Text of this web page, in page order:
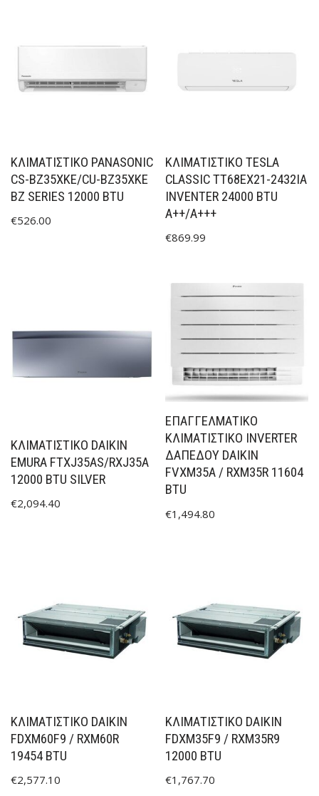
ΚΛΙΜΑΤΙΣΤΙΚΟ PANASONIC
CS-BZ35XKE/CU-BZ35XKE
BZ SERIES 12000 BTU
€526.00
ΚΛΙΜΑΤΙΣΤΙΚΟ TESLA
CLASSIC TT68EX21-2432IA
INVENTER 24000 BTU
A++/A+++
€869.99
ΚΛΙΜΑΤΙΣΤΙΚΟ DAIKIN
EMURA FTXJ35AS/RXJ35A
12000 BTU SILVER
€2,094.40
ΕΠΑΓΓΕΛΜΑΤΙΚΌ
ΚΛΙΜΑΤΙΣΤΙΚΌ INVERTER
ΔΑΠΈΔΟΥ DAIKIN
FVXM35A / RXM35R 11604
BTU
€1,494.80
ΚΛΙΜΑΤΙΣΤΙΚΟ DAIKIN
FDXM60F9 / RXM60R
19454 BTU
€2,577.10
ΚΛΙΜΑΤΙΣΤΙΚΟ DAIKIN
FDXM35F9 / RXM35R9
12000 BTU
€1,767.70